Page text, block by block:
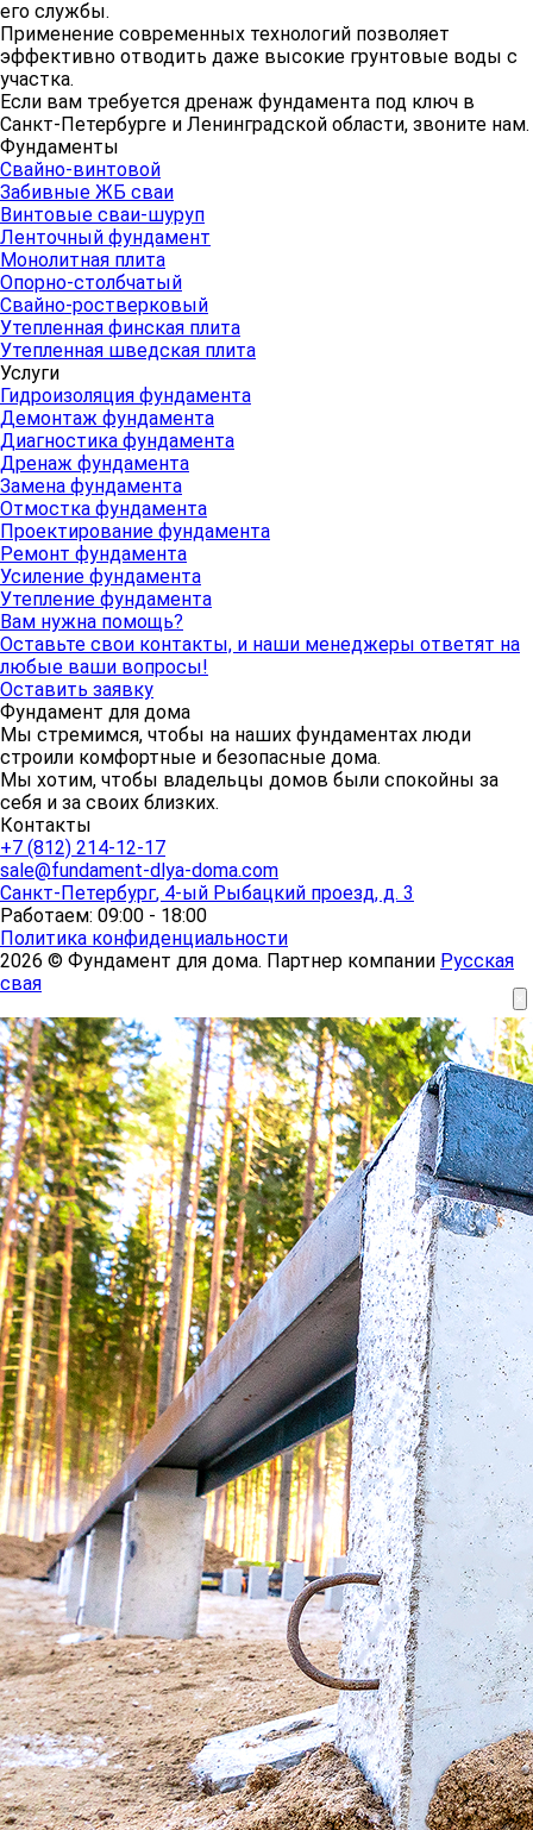
его службы.
Применение современных технологий позволяет
эффективно отводить даже высокие грунтовые воды с
участка.
Если вам требуется дренаж фундамента под ключ в
Санкт-Петербурге и Ленинградской области, звоните нам.
Фундаменты
Свайно-винтовой
Забивные ЖБ сваи
Винтовые сваи-шуруп
Ленточный фундамент
Монолитная плита
Опорно-столбчатый
Свайно-ростверковый
Утепленная финская плита
Утепленная шведская плита
Услуги
Гидроизоляция фундамента
Демонтаж фундамента
Диагностика фундамента
Дренаж фундамента
Замена фундамента
Отмостка фундамента
Проектирование фундамента
Ремонт фундамента
Усиление фундамента
Утепление фундамента
Вам нужна помощь?
Оставьте свои контакты, и наши менеджеры ответят на
любые ваши вопросы!
Оставить заявку
Фундамент для дома
Мы стремимся, чтобы на наших фундаментах люди
строили комфортные и безопасные дома.
Мы хотим, чтобы владельцы домов были спокойны за
себя и за своих близких.
Контакты
+7 (812) 214-12-17
sale@fundament-dlya-doma.com
Санкт-Петербург, 4-ый Рыбацкий проезд, д. 3
Работаем: 09:00 - 18:00
Политика конфиденциальности
2026 © Фундамент для дома. Партнер компании Русская
свая